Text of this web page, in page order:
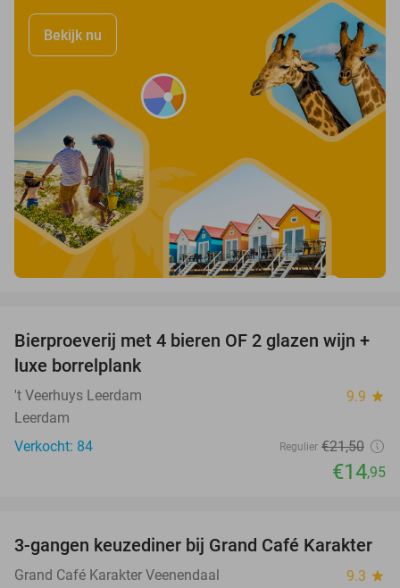
Bekijk nu
30%
Bierproeverij met 4 bieren OF 2 glazen wijn +
luxe borrelplank
't Veerhuys Leerdam 9.9 star
Leerdam
Verkocht: 84
Regulier €21,50
€14,95
43%
3-gangen keuzediner bij Grand Café Karakter
Grand Café Karakter Veenendaal 9.3 star